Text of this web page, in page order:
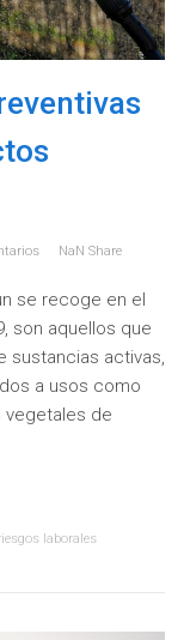
NaN Share
se recoge en el
son aquellos que
sustancias activas,
a usos como
de
laborales